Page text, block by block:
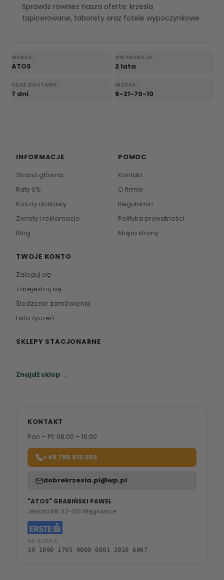
Sprawdz rowniez nasza oferte: krzesla
tapicerowane, taborety oraz fotele wypoczynkowe.
MARKA:
ATOS
GWARANCJA:
2 lata
CZAS DOSTAWY:
7 dni
INDEKS:
6-21-70-10
INFORMACJE
Strona główna
Raty 0%
Koszty dostawy
Zwroty i reklamacje
Blog
POMOC
Kontakt
O firmie
Regulamin
Polityka prywatności
Mapa strony
TWOJE KONTO
Zaloguj się
Zarejestruj się
Śledzenie zamówienia
Lista życzeń
SKLEPY STACJONARNE
Znajdź sklep →
KONTAKT
Pon – Pt: 08:00 – 16:00
+48 785 913 355
dobrekrzesla.pl@wp.pl
"ATOS" GRABIŃSKI PAWEŁ
Jezioro 68, 42-133 Węglowice
NR KONTA:
39 1090 1795 0000 0001 2010 6067